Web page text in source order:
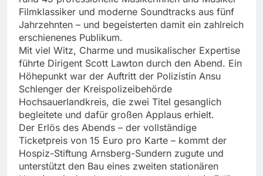
Filmklassiker und moderne Soundtracks aus fünf
Jahrzehnten – und begeisterten damit ein zahlreich
erschienenes Publikum.
Mit viel Witz, Charme und musikalischer Expertise
führte Dirigent Scott Lawton durch den Abend. Ein
Höhepunkt war der Auftritt der Polizistin Ansu
Schlenger der Kreispolizeibehörde
Hochsauerlandkreis, die zwei Titel gesanglich
begleitete und dafür großen Applaus erhielt.
Der Erlös des Abends – der vollständige
Ticketpreis von 15 Euro pro Karte – kommt der
Hospiz-Stiftung Arnsberg-Sundern zugute und
unterstützt den Bau eines zweiten stationären